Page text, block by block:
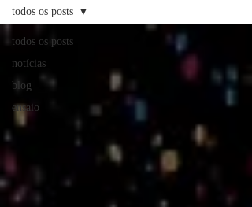
todos os posts
notícias
blog
ensaio
todos os posts